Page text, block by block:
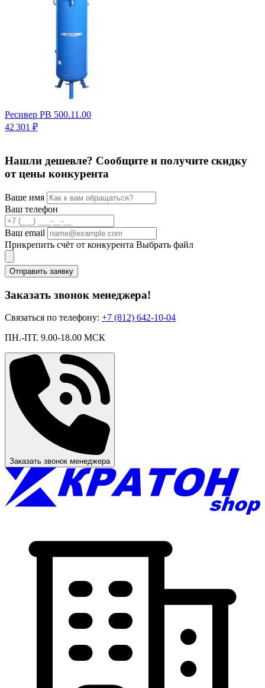
Ресивер PB 500.11.00
42 301 ₽
Нашли дешевле? Сообщите и получите скидку
от цены конкурента
Ваше имя
Ваш телефон
Ваш email
Прикрепить счёт от конкурента Выбрать файл
Отправить заявку
Заказать звонок менеджера!
Связаться по телефону: +7 (812) 642-10-04
ПН.-ПТ. 9.00-18.00 МСК
Заказать звонок менеджера